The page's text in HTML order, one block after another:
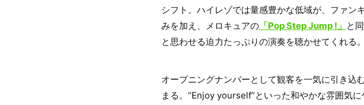
シフト。ハイレゾでは量感豊かな低域が、ファン
みを加え、メロキュアの 「Pop Step Jump !」 と
と思わせる迫力たっぷりの演奏を聴かせてくれる。
オープニングナンバーとして観客を一気に引き込
まる。“Enjoy yourself”といった和やかな雰囲気